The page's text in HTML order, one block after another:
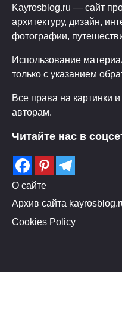
Kayrosblog.ru — сайт
архитектуру, дизайн,
фотографии,
Использование
только с указанием
Все права на картинки
авторам.
Читайте нас в
О сайте
Архив сайта
Cookies Policy